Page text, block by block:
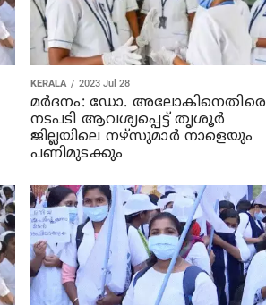
KERALA 2023 Jul 28
മര്‍ദനം: ഡോ. അലോകിനെതിരെ
നടപടി ആവശ്യപ്പെട്ട് തൃശൂര്‍
ജില്ലയിലെ നഴ്‌സുമാര്‍ നാളെയും
പണിമുടക്കും